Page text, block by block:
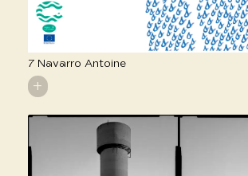
7 Navarro Antoine
+